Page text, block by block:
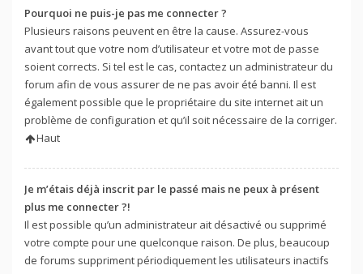
Pourquoi ne puis-je pas me connecter ?
Plusieurs raisons peuvent en être la cause. Assurez-vous
avant tout que votre nom d’utilisateur et votre mot de passe
soient corrects. Si tel est le cas, contactez un administrateur du
forum afin de vous assurer de ne pas avoir été banni. Il est
également possible que le propriétaire du site internet ait un
problème de configuration et qu’il soit nécessaire de la corriger.
Haut
Je m’étais déjà inscrit par le passé mais ne peux à présent
plus me connecter ?!
Il est possible qu’un administrateur ait désactivé ou supprimé
votre compte pour une quelconque raison. De plus, beaucoup
de forums suppriment périodiquement les utilisateurs inactifs